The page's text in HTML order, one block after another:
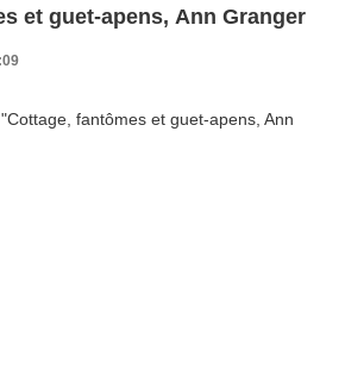
et guet-apens, Ann Granger